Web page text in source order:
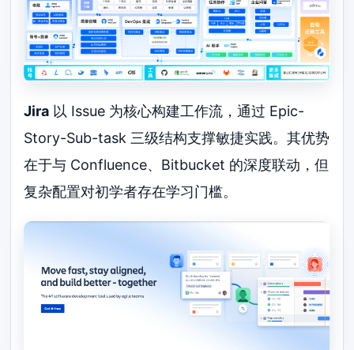
Jira 以 Issue 为核心构建工作流，通过 Epic-
Story-Sub-task 三级结构支撑敏捷实践。其优势
在于与 Confluence、Bitbucket 的深度联动，但
复杂配置对初学者存在学习门槛。